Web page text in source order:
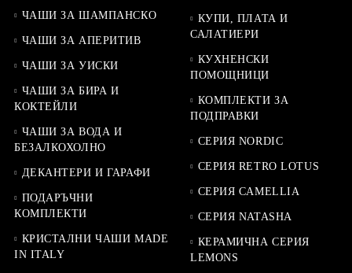
ЧАШИ ЗА ШАМПАНСКО
ЧАШИ ЗА АПЕРИТИВ
ЧАШИ ЗА УИСКИ
ЧАШИ ЗА БИРА И
КОКТЕЙЛИ
ЧАШИ ЗА ВОДА И
БЕЗАЛКОХОЛНО
ДЕКАНТЕРИ И ГАРАФИ
ПОДАРЪЧНИ
КОМПЛЕКТИ
КРИСТАЛНИ ЧАШИ MADE
IN ITALY
КУПИ, ПЛАТА И
САЛАТИЕРИ
КУХНЕНСКИ
ПОМОЩНИЦИ
КОМПЛЕКТИ ЗА
ПОДПРАВКИ
СЕРИЯ NORDIC
СЕРИЯ RETRO LOTUS
СЕРИЯ CAMELLIA
СЕРИЯ NATASHA
КЕРАМИЧНА СЕРИЯ
LEMONS